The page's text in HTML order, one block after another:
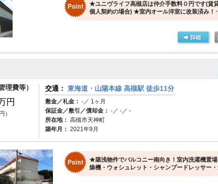
★ユニヴライフ高槻店は仲介手数料０円です(賃
個人契約の場合) ★室内オール洋室に改装済み！･
理費等）
円
）
交通： 東海道・山陽本線 高槻駅 徒歩11分
敷金／礼金： -／ 1ヶ月
保証金／敷引／償却金： -／ -／ -
所在地： 高槻市天神町
築年月： 2021年9月
★築浅物件でバルコニー南向き！室内洗濯機置
燥機・ウォシュレット・シャンプードレッサー・